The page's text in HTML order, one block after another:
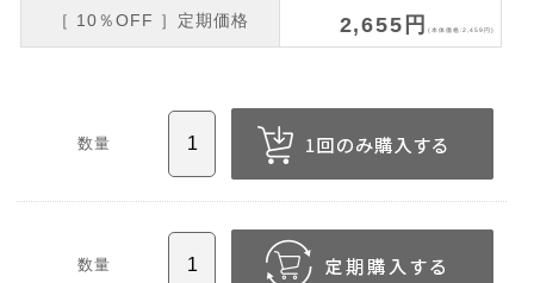
［ 10％OFF ］定期価格 2,655円 (本体価格:2,459円)
数量
数量